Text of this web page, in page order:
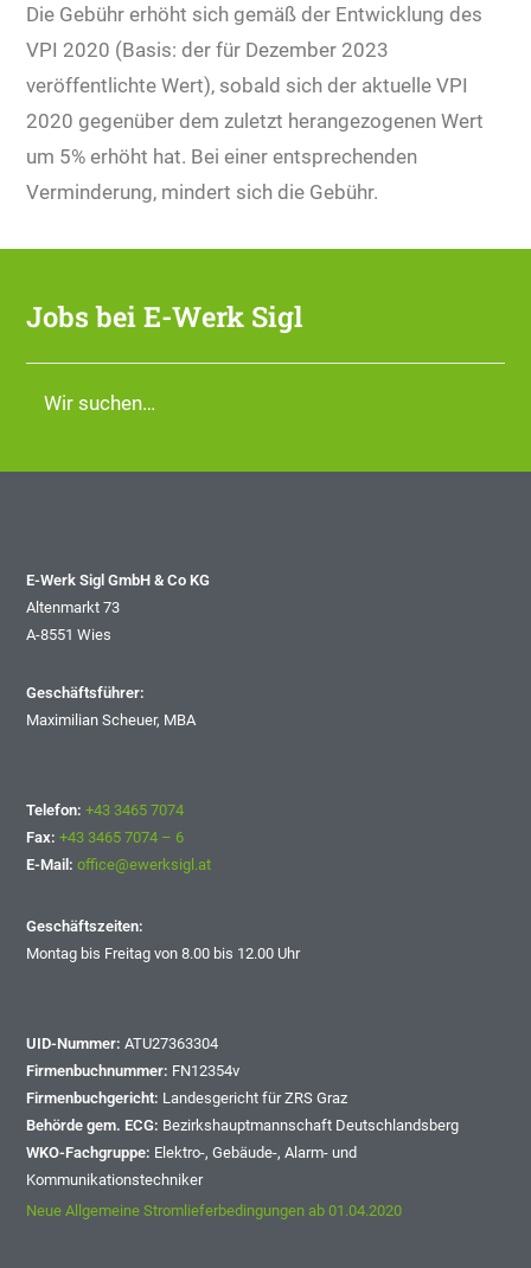
Die Gebühr erhöht sich gemäß der Entwicklung des
VPI 2020 (Basis: der für Dezember 2023
veröffentlichte Wert), sobald sich der aktuelle VPI
2020 gegenüber dem zuletzt herangezogenen Wert
um 5% erhöht hat. Bei einer entsprechenden
Verminderung, mindert sich die Gebühr.
Jobs bei E-Werk Sigl
Wir suchen…
E-Werk Sigl GmbH & Co KG
Altenmarkt 73
A-8551 Wies
Geschäftsführer:
Maximilian Scheuer, MBA
Telefon: +43 3465 7074
Fax: +43 3465 7074 – 6
E-Mail: office@ewerksigl.at
Geschäftszeiten:
Montag bis Freitag von 8.00 bis 12.00 Uhr
UID-Nummer: ATU27363304
Firmenbuchnummer: FN12354v
Firmenbuchgericht: Landesgericht für ZRS Graz
Behörde gem. ECG: Bezirkshauptmannschaft Deutschlandsberg
WKO-Fachgruppe: Elektro-, Gebäude-, Alarm- und
Kommunikationstechniker
Neue Allgemeine Stromlieferbedingungen ab 01.04.2020